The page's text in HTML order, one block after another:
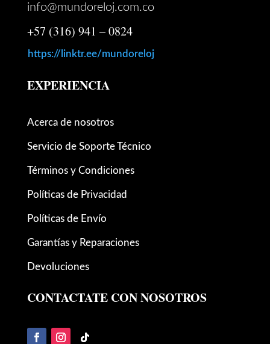
info@mundoreloj.com.co
+57 (316) 941 – 0824
https://linktr.ee/mundoreloj
EXPERIENCIA
Acerca de nosotros
Servicio de Soporte Técnico
Términos y Condiciones
Políticas de Privacidad
Políticas de Envío
Garantías y Reparaciones
Devoluciones
CONTACTATE CON NOSOTROS